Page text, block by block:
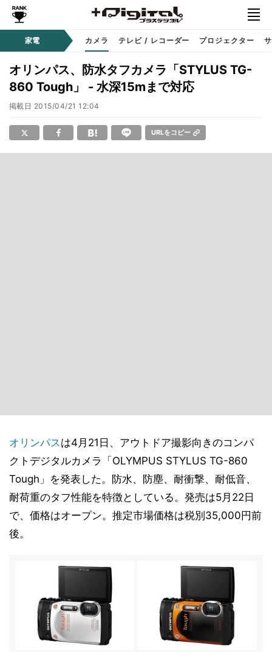
家電 カメラ テレビ / レコーダー プロジェクター
オリンパス、防水タフカメラ「STYLUS TG-
860 Tough」 - 水深15mまで対応
掲載日 2015/04/21 12:04
URLをコピー
オリンパスは4月21日、アウトドア撮影向きのコンパ
クトデジタルカメラ「OLYMPUS STYLUS TG-860
Tough」を発表した。防水、防塵、耐衝撃、耐低音、
耐荷重のタフ性能を特徴としている。発売は5月22日
で、価格はオープン。推定市場価格は税別35,000円前
後。